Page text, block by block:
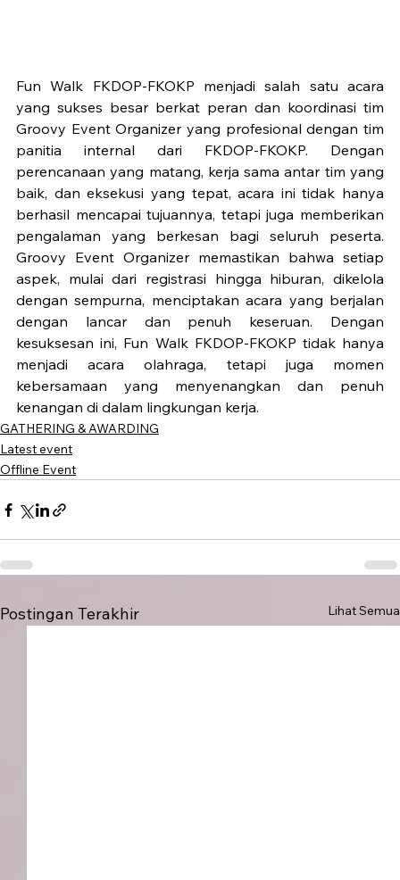
Fun Walk FKDOP-FKOKP menjadi salah satu acara
yang sukses besar berkat peran dan koordinasi tim
Groovy Event Organizer yang profesional dengan tim
panitia internal dari FKDOP-FKOKP. Dengan
perencanaan yang matang, kerja sama antar tim yang
baik, dan eksekusi yang tepat, acara ini tidak hanya
berhasil mencapai tujuannya, tetapi juga memberikan
pengalaman yang berkesan bagi seluruh peserta.
Groovy Event Organizer memastikan bahwa setiap
aspek, mulai dari registrasi hingga hiburan, dikelola
dengan sempurna, menciptakan acara yang berjalan
dengan lancar dan penuh keseruan. Dengan
kesuksesan ini, Fun Walk FKDOP-FKOKP tidak hanya
menjadi acara olahraga, tetapi juga momen
kebersamaan yang menyenangkan dan penuh
kenangan di dalam lingkungan kerja.
GATHERING & AWARDING
Latest event
Offline Event
Postingan Terakhir Lihat Semua